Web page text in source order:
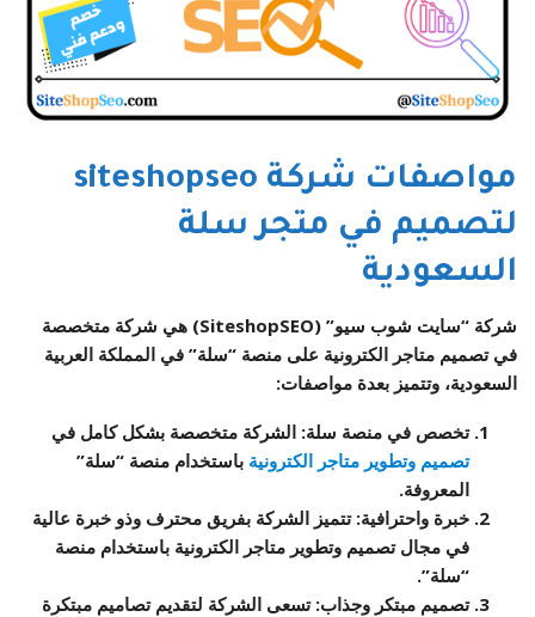
مواصفات شركة siteshopseo
لتصميم في متجر سلة
السعودية
شركة “سايت شوب سيو” (SiteshopSEO) هي شركة متخصصة
في تصميم متاجر الكترونية على منصة “سلة” في المملكة العربية
السعودية، وتتميز بعدة مواصفات:
تخصص في منصة سلة: الشركة متخصصة بشكل كامل في
تصميم وتطوير متاجر الكترونية باستخدام منصة “سلة”
المعروفة.
خبرة واحترافية: تتميز الشركة بفريق محترف وذو خبرة عالية
في مجال تصميم وتطوير متاجر الكترونية باستخدام منصة
“سلة”.
تصميم مبتكر وجذاب: تسعى الشركة لتقديم تصاميم مبتكرة